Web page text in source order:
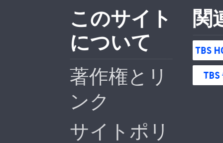
このサイト
について
著作権とリ
ンク
サイトポリ
関